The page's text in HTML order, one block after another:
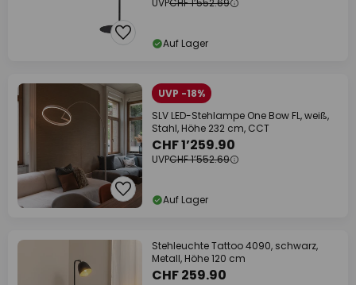
Auf Lager
UVP -18%
SLV LED-Stehlampe One Bow FL, weiß,
Stahl, Höhe 232 cm, CCT
CHF 1’259.90
UVPCHF 1’552.69
Auf Lager
Stehleuchte Tattoo 4090, schwarz,
Metall, Höhe 120 cm
CHF 259.90